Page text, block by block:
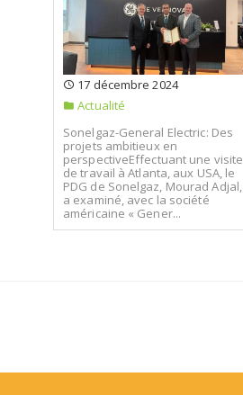
17 décembre 2024
Actualité
Sonelgaz-General Electric: Des
projets ambitieux en
perspectiveEffectuant une visite
de travail à Atlanta, aux USA, le
PDG de Sonelgaz, Mourad Adjal,
a examiné, avec la société
américaine « Gener...